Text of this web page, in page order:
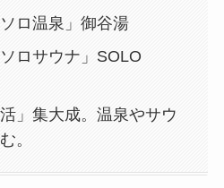
ロ温泉」御谷湯
ロサウナ」SOLO
」集大成。温泉やサウ
。